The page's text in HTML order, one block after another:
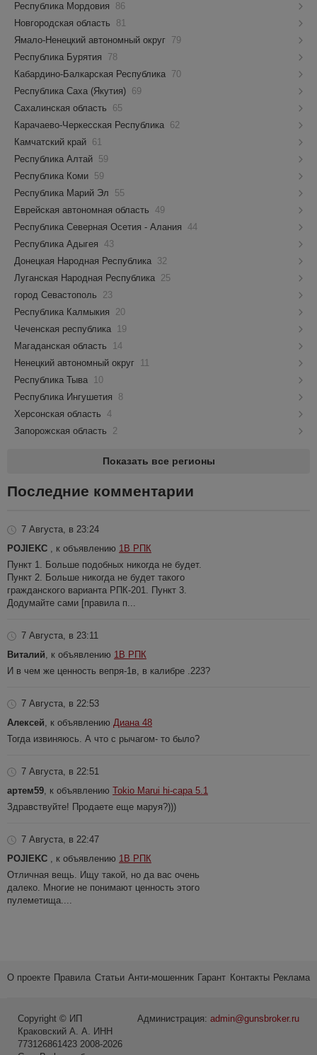
Республика Мордовия
86
Новгородская область
81
Ямало-Ненецкий автономный округ 79
Республика Бурятия
78
Кабардино-Балкарская Республика 70
Республика Саха (Якутия) 69
Сахалинская область
65
Карачаево-Черкесская Республика 62
Камчатский край 61
Республика Алтай 59
Республика Коми 59
Республика Марий Эл
55
Еврейская автономная область 49
Республика Северная Осетия - Алания 44
Республика Адыгея 43
Донецкая Народная Республика 32
Луганская Народная Республика 25
город Севастополь
23
Республика Калмыкия
20
Чеченская республика 19
Магаданская область
14
Ненецкий автономный округ 11
Республика Тыва 10
Республика Ингушетия
8
Херсонская область 4
Запорожская область
2
Показать все регионы
Последние комментарии
7 Августа, в 23:24
POJIEKC
, к объявлению 1В РПК
Пункт 1. Больше подобных никогда не будет.
Пункт 2. Больше никогда не будет такого
гражданского варианта РПК-201. Пункт 3.
Додумайте сами [правила п...
7 Августа, в 23:11
Виталий , к объявлению 1В РПК
И в чем же ценность вепря-1в, в калибре .223?
7 Августа, в 22:53
Алексей , к объявлению Диана 48
Тогда извиняюсь. А что с рычагом- то было?
7 Августа, в 22:51
артем59 , к объявлению Tokio Marui hi-capa 5.1
Здравствуйте! Продаете еще маруя?)))
7 Августа, в 22:47
POJIEKC
, к объявлению 1В РПК
Отличная вещь. Ищу такой, но да вас очень
далеко. Многие не понимают ценность этого
пулеметища....
О проекте Правила Статьи Анти-мошенник Гарант Контакты Реклама
Администрация: admin@gunsbroker.ru
Copyright © ИП
Краковский А. А. ИНН
773126861423 2008-2026